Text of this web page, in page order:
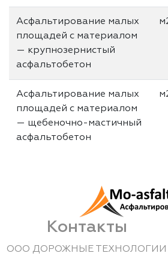
Асфальтирование малых
площадей с материалом
— крупнозернистый
асфальтобетон
Асфальтирование малых
площадей с материалом
— щебеночно-мастичный
асфальтобетон
Контакты
ООО ДОРОЖНЫЕ ТЕХНОЛОГИИ